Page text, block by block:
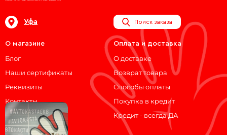
Уфа Поиск заказа
О магазине
Блог
Наши сертификаты
Реквизиты
Контакты
Оплата и доставка
О доставке
Возврат товара
Способы оплаты
Покупка в кредит
Кредит - всегда ДА
Мы на связи!